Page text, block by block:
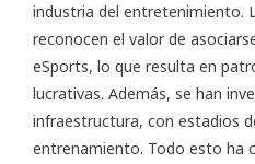
industria del entretenimiento.
reconocen el valor de
eSports, lo que resulta en
lucrativas. Además, se han
infraestructura, con estadios
entrenamiento. Todo esto ha